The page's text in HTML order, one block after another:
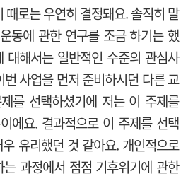
때로는 우연히 결정돼요. 솔직히 말
동에 관한 연구를 조금 하기는 했
대해서는 일반적인 수준의 관심사
번 사업을 먼저 준비하시던 다른 교
를 선택하셨기에 저는 이 주제를
에요. 결과적으로 이 주제를 선택
유리했던 것 같아요. 개인적으로
과정에서 점점 기후위기에 관한